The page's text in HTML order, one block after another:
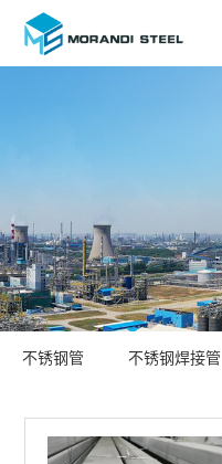
不锈钢管 不锈钢焊接管